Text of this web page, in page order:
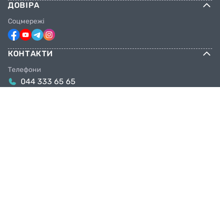
ДОВІРА
Соцмережі
КОНТАКТИ
Телефони
044 333 65 65